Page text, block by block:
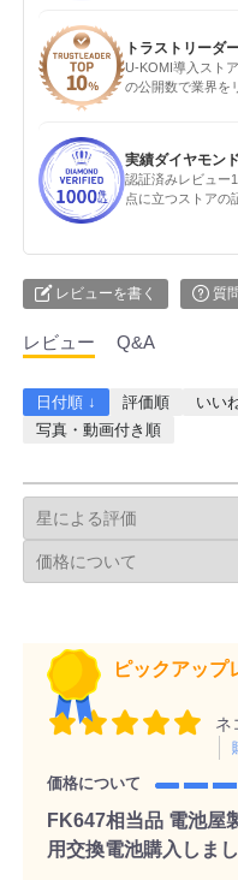
トラストリーダ
U-KOMI導入スト
の公開数で業界を
実績ダイヤモン
認証済みレビュー
点に立つストアの
レビューを書く 質
レビュー Q&A
日付順 ↓ 評価順 いい
写真・動画付き順
ピックアップ
ネ
価格について
FK647相当品 電池屋
用交換電池購入しまし